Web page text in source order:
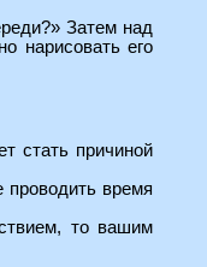
Затем над
нарисовать его
стать причиной
проводить время
то вашим